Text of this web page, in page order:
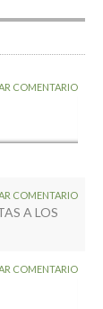
COMENTARIO
faltan.
COMENTARIO
A LOS
COMENTARIO